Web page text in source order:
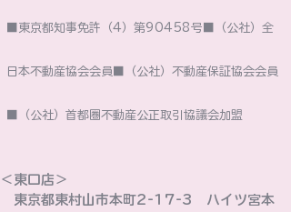
■東京都知事免許（4）第90458号■（公社）全
日本不動産協会会員■（公社）不動産保証協会会員
■（公社）首都圏不動産公正取引協議会加盟
＜東口店＞
東京都東村山市本町2-17-3 ハイツ宮本